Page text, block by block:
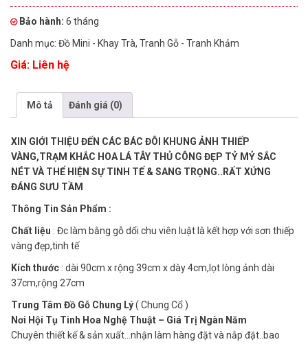
Bảo hành: 6 tháng
Danh mục: Đồ Mini - Khay Trà, Tranh Gỗ - Tranh Khảm
Giá: Liên hệ
Mô tả Đánh giá (0)
XIN GIỚI THIỆU ĐẾN CÁC BÁC ĐÔI KHUNG ẢNH THIẾP
VÀNG,TRẠM KHẮC HOA LÁ TÂY THỦ CÔNG ĐẸP TỶ MỶ SẮC
NÉT VÀ THỂ HIỆN SỰ TINH TẾ & SANG TRỌNG..RẤT XỨNG
ĐÁNG SƯU TẦM
Thông Tin Sản Phẩm :
Chất liệu : Đc làm bằng gỗ dổi chu viên luật là kết hợp với sơn thiếp
vàng đẹp,tinh tế
Kích thước : dài 90cm x rộng 39cm x dày 4cm,lọt lòng ảnh dài
37cm,rộng 27cm
Trung Tâm Đồ Gỗ Chung Lý( Chung Cổ )
Nơi Hội Tụ Tinh Hoa Nghệ Thuật – Giá Trị Ngàn Năm
Chuyên thiết kế & sản xuất…nhận làm hàng đặt và nắp đặt..bao